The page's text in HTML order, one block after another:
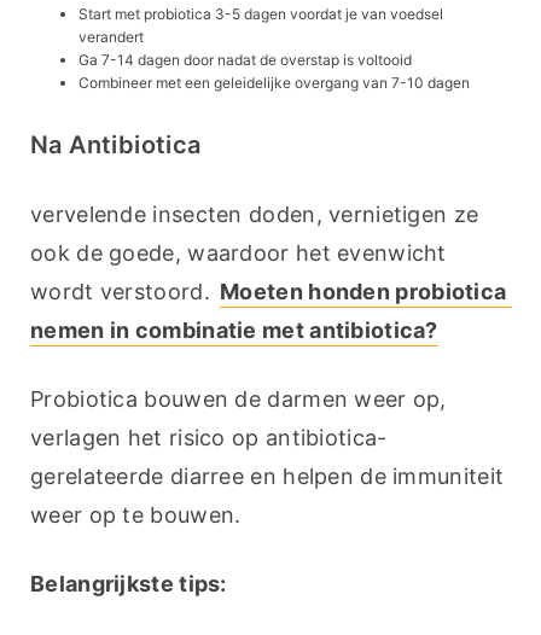
Start met probiotica 3-5 dagen voordat je van voedsel
verandert
Ga 7-14 dagen door nadat de overstap is voltooid
Combineer met een geleidelijke overgang van 7-10 dagen
Na Antibiotica
vervelende insecten doden, vernietigen ze
ook de goede, waardoor het evenwicht
wordt verstoord. Moeten honden probiotica
nemen in combinatie met antibiotica?
Probiotica bouwen de darmen weer op,
verlagen het risico op antibiotica-
gerelateerde diarree en helpen de immuniteit
weer op te bouwen.
Belangrijkste tips: